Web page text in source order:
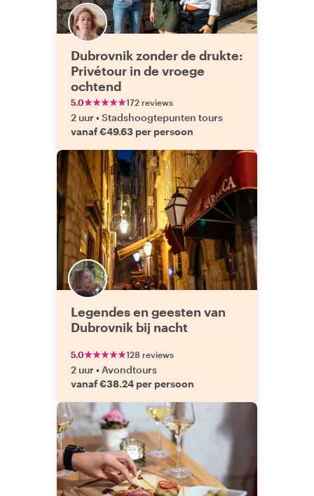
Dubrovnik zonder de drukte:
Privétour in de vroege
ochtend
5.0 172 reviews
2 uur •Stadshoogtepunten tours
vanaf €49.63 per persoon
Legendes en geesten van
Dubrovnik bij nacht
5.0 128 reviews
2 uur • Avondtours
vanaf €38.24 per persoon